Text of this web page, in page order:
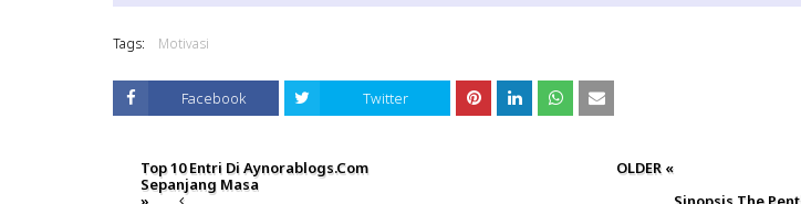
Tags: Motivasi
Facebook Twitter
Top 10 Entri Di Aynorablogs.Com
Sepanjang Masa
OLDER «